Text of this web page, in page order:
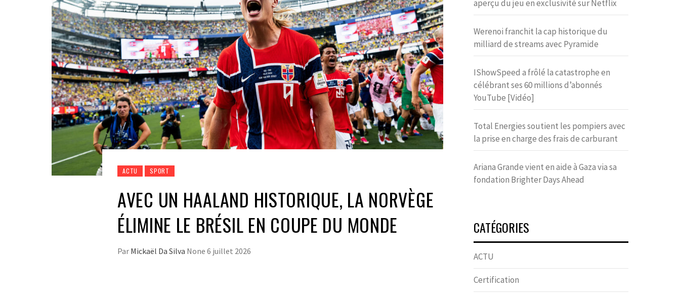
ACTU SPORT
AVEC UN HAALAND HISTORIQUE, LA NORVÈGE
ÉLIMINE LE BRÉSIL EN COUPE DU MONDE
Par Mickaël Da Silva None 6 juillet 2026
aperçu du jeu en exclusivité sur Netflix
Werenoi franchit la cap historique du
milliard de streams avec Pyramide
IShowSpeed a frôlé la catastrophe en
célébrant ses 60 millions d’abonnés
YouTube [Vidéo]
Total Energies soutient les pompiers avec
la prise en charge des frais de carburant
Ariana Grande vient en aide à Gaza via sa
fondation Brighter Days Ahead
CATÉGORIES
ACTU
Certification